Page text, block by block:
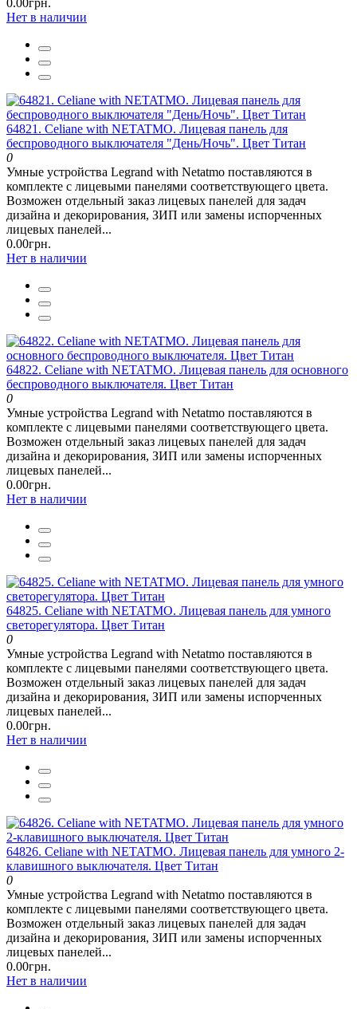
Нет в наличии
64821. Celiane with NETATMO. Лицевая панель для
беспроводного выключателя "День/Ночь". Цвет Титан
0
Умные устройства Legrand with Netatmo поставляются в
комплекте с лицевыми панелями соответствующего цвета.
Возможен отдельный заказ лицевых панелей для задач
дизайна и декорирования, ЗИП или замены испорченных
лицевых панелей...
0.00грн.
Нет в наличии
64822. Celiane with NETATMO. Лицевая панель для основного
беспроводного выключателя. Цвет Титан
0
Умные устройства Legrand with Netatmo поставляются в
комплекте с лицевыми панелями соответствующего цвета.
Возможен отдельный заказ лицевых панелей для задач
дизайна и декорирования, ЗИП или замены испорченных
лицевых панелей...
0.00грн.
Нет в наличии
64825. Celiane with NETATMO. Лицевая панель для умного
светорегулятора. Цвет Титан
0
Умные устройства Legrand with Netatmo поставляются в
комплекте с лицевыми панелями соответствующего цвета.
Возможен отдельный заказ лицевых панелей для задач
дизайна и декорирования, ЗИП или замены испорченных
лицевых панелей...
0.00грн.
Нет в наличии
64826. Celiane with NETATMO. Лицевая панель для умного 2-
клавишного выключателя. Цвет Титан
0
Умные устройства Legrand with Netatmo поставляются в
комплекте с лицевыми панелями соответствующего цвета.
Возможен отдельный заказ лицевых панелей для задач
дизайна и декорирования, ЗИП или замены испорченных
лицевых панелей...
0.00грн.
Нет в наличии